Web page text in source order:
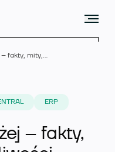
KSeF coraz bliżej – fakty, mity, wątpliwości
ERP
– fakty,